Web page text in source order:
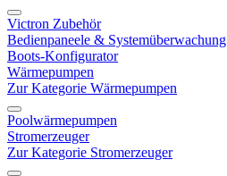
Victron Zubehör
Bedienpaneele & Systemüberwachung
Boots-Konfigurator
Wärmepumpen
Zur Kategorie Wärmepumpen
Poolwärmepumpen
Stromerzeuger
Zur Kategorie Stromerzeuger